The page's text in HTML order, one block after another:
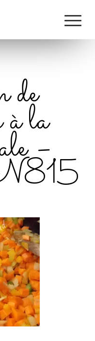
à la
–